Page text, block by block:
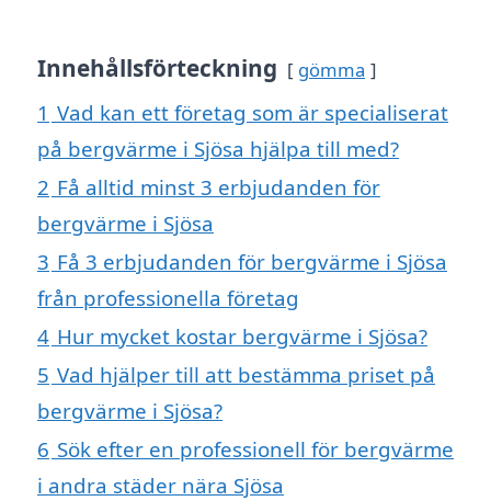
Innehållsförteckning gömma
1 Vad kan ett företag som är specialiserat
på bergvärme i Sjösa hjälpa till med?
2 Få alltid minst 3 erbjudanden för
bergvärme i Sjösa
3 Få 3 erbjudanden för bergvärme i Sjösa
från professionella företag
4 Hur mycket kostar bergvärme i Sjösa?
5 Vad hjälper till att bestämma priset på
bergvärme i Sjösa?
6 Sök efter en professionell för bergvärme
i andra städer nära Sjösa